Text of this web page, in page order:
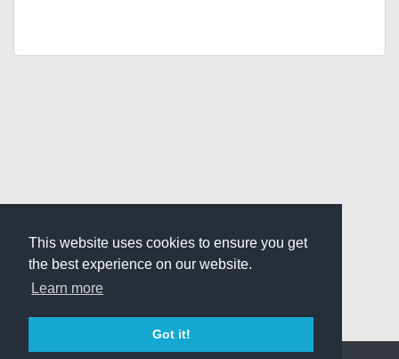
This website uses cookies to ensure you get
the best experience on our website.
Learn more
Got it!